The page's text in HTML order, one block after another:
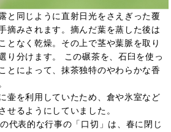
と同じように直射日光をさえぎった覆
摘みされます。摘んだ葉を蒸した後は
となく乾燥。その上で茎や葉脈を取り
り分けます。 この碾茶を、石臼を使っ
とによって、抹茶独特のやわらかな香
壷を利用していたため、倉や氷室など
せるようにしていました。
代表的な行事の「口切」は、春に閉じ